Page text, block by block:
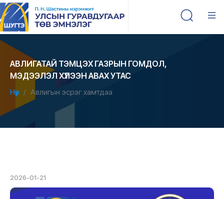
АВЛИГАТАЙ ТЭМЦЭХ ГАЗРЫН ГОМДОЛ,
МЭДЭЭЛЭЛ ХҮЛЭЭН АВАХ УТАС
Нүүр Авлигын эсрэг хамтдаа
2026-01-21